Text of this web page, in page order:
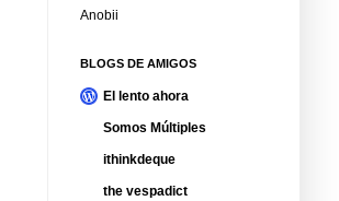
Anobii
BLOGS DE AMIGOS
El lento ahora
Somos Múltiples
ithinkdeque
the vespadict